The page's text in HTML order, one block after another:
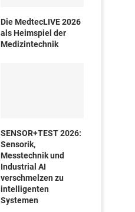
Die MedtecLIVE 2026
als Heimspiel der
Medizintechnik
SENSOR+TEST 2026:
Sensorik,
Messtechnik und
Industrial AI
verschmelzen zu
intelligenten
Systemen